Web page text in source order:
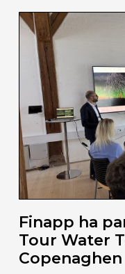
Finapp ha
Tour Water
Copenaghen